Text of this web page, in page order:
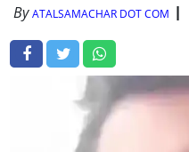
ByATALSAMACHAR DOT COM